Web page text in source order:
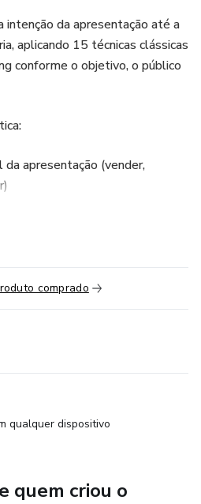
intenção da apresentação até a
aplicando 15 técnicas clássicas
conforme o objetivo, o público
apresentação (vender,
base do usuário
storytelling mais eficazes para
de slides desejado
comprado
qualquer dispositivo
quem criou o